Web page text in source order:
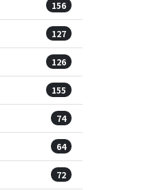
156
127
126
155
74
64
72